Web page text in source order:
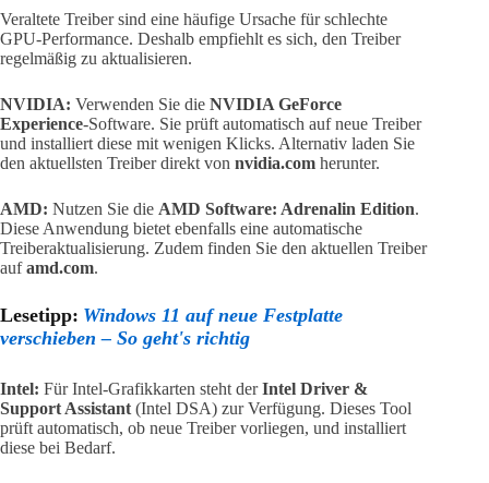
Veraltete Treiber sind eine häufige Ursache für schlechte
GPU-Performance. Deshalb empfiehlt es sich, den Treiber
regelmäßig zu aktualisieren.
NVIDIA: Verwenden Sie die NVIDIA GeForce
Experience-Software. Sie prüft automatisch auf neue Treiber
und installiert diese mit wenigen Klicks. Alternativ laden Sie
den aktuellsten Treiber direkt von nvidia.com herunter.
AMD: Nutzen Sie die AMD Software: Adrenalin Edition.
Diese Anwendung bietet ebenfalls eine automatische
Treiberaktualisierung. Zudem finden Sie den aktuellen Treiber
aufamd.com.
Lesetipp: Windows 11 auf neue Festplatte
verschieben – So geht's richtig
Intel: Für Intel-Grafikkarten steht derIntel Driver &
Support Assistant (Intel DSA) zur Verfügung. Dieses Tool
prüft automatisch, ob neue Treiber vorliegen, und installiert
diese bei Bedarf.